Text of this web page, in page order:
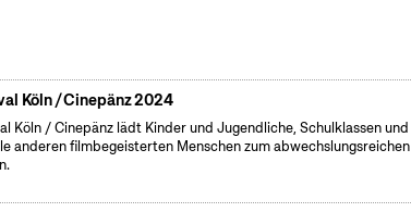
Köln / Cinepänz 2024
Köln / Cinepänz lädt Kinder und Jugendliche, Schulklassen und
anderen filmbegeisterten Menschen zum abwechslungsreichen